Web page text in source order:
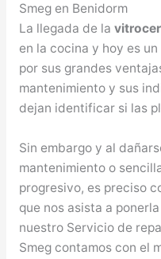
Smeg en Benidorm
La llegada de la
en la cocina y hoy es
por sus grandes
mantenimiento y sus
dejan identificar si las
Sin embargo y al
mantenimiento o
progresivo, es preciso
que nos asista a
nuestro Servicio de
Smeg contamos con el